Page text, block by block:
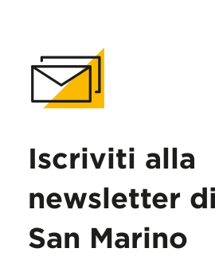
Iscriviti alla
newsletter
San Marino